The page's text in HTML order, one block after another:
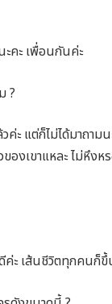
ะ เพื่อนกันค่ะ
?
แต่ก็ไม่ได้มาถามนะ
องเขาแหละ ไม่หึงห
เส้นชีวิตทุกคนก็ขึ้